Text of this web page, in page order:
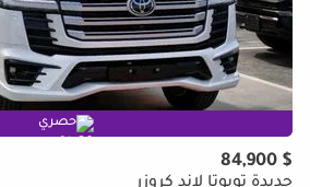
حصري
$ 84,900